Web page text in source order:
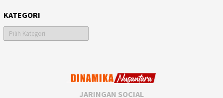
KATEGORI
Kategori
JARINGAN SOCIAL